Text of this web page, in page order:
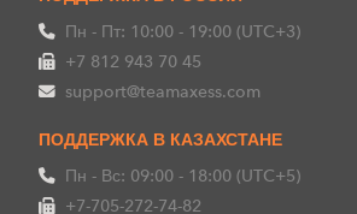
Пн - Пт: 10:00 - 19:00 (UTC+3)
+7 812 943 70 45
support@teamaxess.com
ПОДДЕРЖКА В КАЗАХСТАНЕ
Пн - Вс: 09:00 - 18:00 (UTC+5)
+7-705-272-74-82